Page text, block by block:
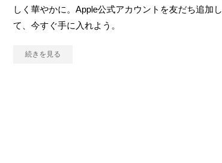
しく華やかに。Apple公式アカウントを友だち追加し
て、今すぐ手に入れよう。
続きを見る